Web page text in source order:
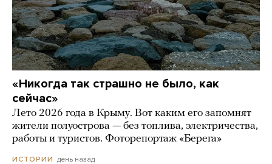
«Никогда так страшно не было, как
сейчас»
Лето 2026 года в Крыму. Вот каким его запомнят
жители полуострова — без топлива, электричества,
работы и туристов. Фоторепортаж «Берега»
ИСТОРИИ день назад